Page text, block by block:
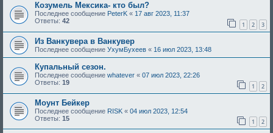
Козумель Мексика- кто был?
Последнее сообщение PeterK « 17 авг 2023, 11:37
Ответы: 42 1 2 3
Из Ванкувера в Ванкувер
Последнее сообщение УхумБухеев « 16 июл 2023, 13:48
Купальный сезон.
Последнее сообщение whatever « 07 июл 2023, 22:26
Ответы: 19 1 2
Моунт Бейкер
Последнее сообщение RISK « 04 июл 2023, 12:54
Ответы: 15 1 2